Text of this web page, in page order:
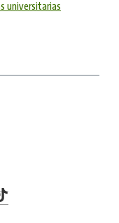
universitarias